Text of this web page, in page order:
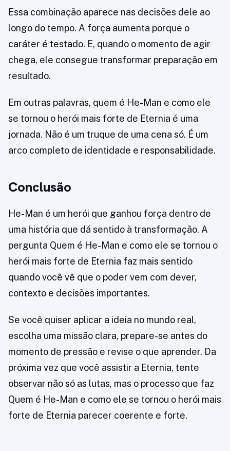
Essa combinação aparece nas decisões dele ao
longo do tempo. A força aumenta porque o
caráter é testado. E, quando o momento de agir
chega, ele consegue transformar preparação em
resultado.
Em outras palavras, quem é He-Man e como ele
se tornou o herói mais forte de Eternia é uma
jornada. Não é um truque de uma cena só. É um
arco completo de identidade e responsabilidade.
Conclusão
He-Man é um herói que ganhou força dentro de
uma história que dá sentido à transformação. A
pergunta Quem é He-Man e como ele se tornou o
herói mais forte de Eternia faz mais sentido
quando você vê que o poder vem com dever,
contexto e decisões importantes.
Se você quiser aplicar a ideia no mundo real,
escolha uma missão clara, prepare-se antes do
momento de pressão e revise o que aprender. Da
próxima vez que você assistir a Eternia, tente
observar não só as lutas, mas o processo que faz
Quem é He-Man e como ele se tornou o herói mais
forte de Eternia parecer coerente e forte.